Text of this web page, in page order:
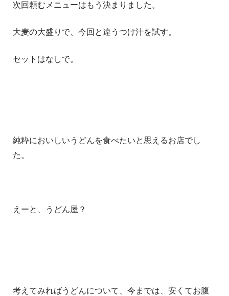
次回頼むメニューはもう決まりました。
大麦の大盛りで、今回と違うつけ汁を試す。
セットはなしで。
純粋においしいうどんを食べたいと思えるお店でし
た。
えーと、うどん屋？
考えてみればうどんについて、今までは、安くてお腹